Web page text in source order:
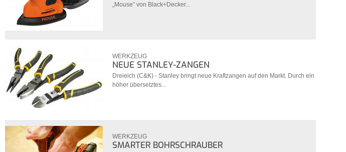
„Mouse“ von Black+Decker...
WERKZEUG
NEUE STANLEY-ZANGEN
Dreieich (C&K) - Stanley bringt neue Kraftzangen auf den Markt. Durch ein
höher übersetztes...
WERKZEUG
SMARTER BOHRSCHRAUBER